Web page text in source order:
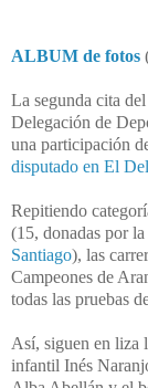
ALBUM de fotos
La segunda cita
Delegación de
una participación
disputado en El
Repitiendo
(15, donadas por
Santiago), las
Campeones de
todas las pruebas
Así, siguen en liza
infantil Inés